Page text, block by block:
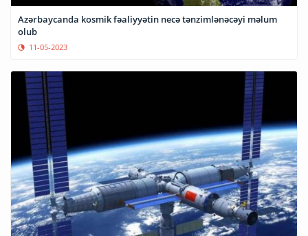
Azərbaycanda kosmik fəaliyyətin necə tənzimlənəcəyi məlum
olub
11-05-2023